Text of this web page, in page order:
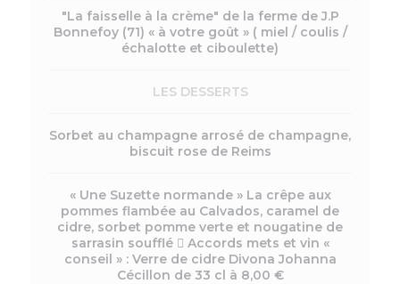
"La faisselle à la crème" de la ferme de J.P
Bonnefoy (71) « à votre goût » ( miel / coulis /
échalotte et ciboulette)
LES DESSERTS
Sorbet au champagne arrosé de champagne,
biscuit rose de Reims
« Une Suzette normande » La crêpe aux
pommes flambée au Calvados, caramel de
cidre, sorbet pomme verte et nougatine de
sarrasin soufflé  Accords mets et vin «
conseil » : Verre de cidre Divona Johanna
Cécillon de 33 cl à 8,00 €